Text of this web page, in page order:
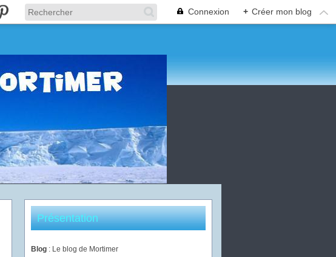
Connexion + Créer mon blog
Présentation
Blog : Le blog de Mortimer